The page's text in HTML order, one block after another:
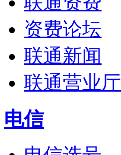
资费论坛
联通新闻
联通营业厅
电信